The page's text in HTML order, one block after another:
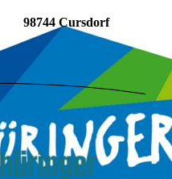
Cursdorf